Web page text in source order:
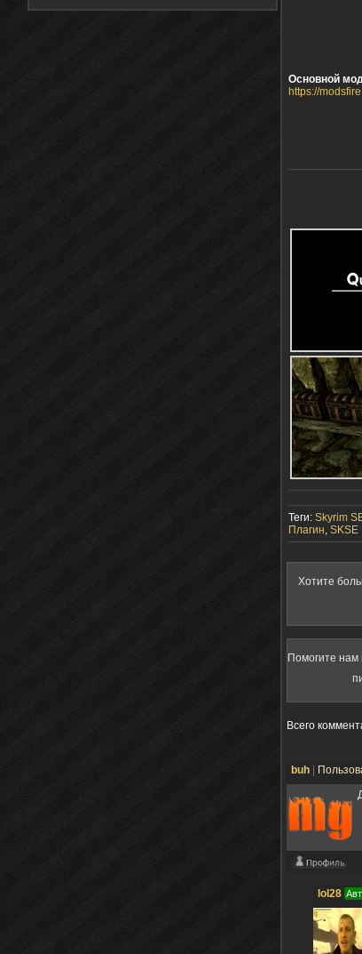
Основной
https://
Теги: Skyrim
Плагин, SKSE
Хотите
Помогите нам
Всего
buh
lol28